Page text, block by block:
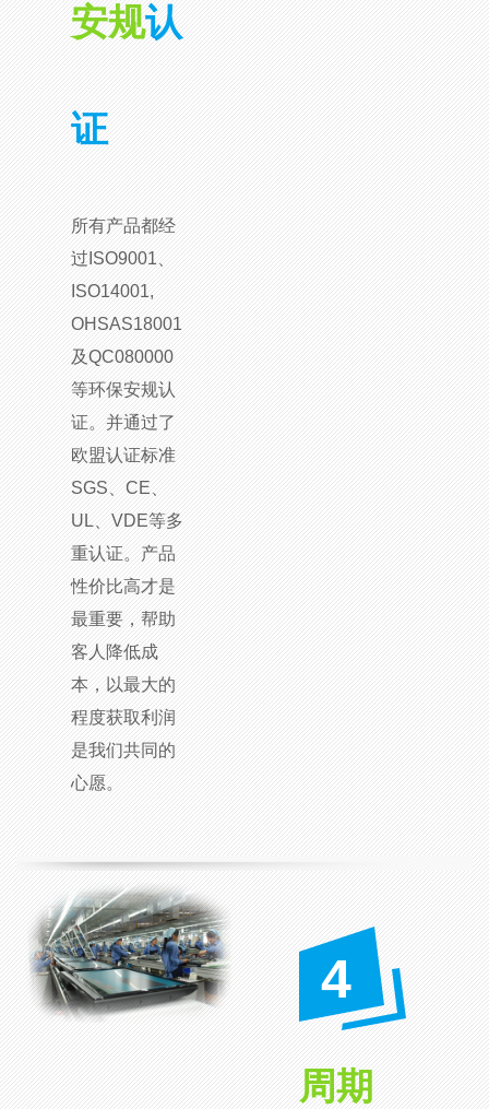
安规认
证
所有产品都经
过ISO9001、
ISO14001,
OHSAS18001
及QC080000
等环保安规认
证。并通过了
欧盟认证标准
SGS、CE、
UL、VDE等多
重认证。产品
性价比高才是
最重要，帮助
客人降低成
本，以最大的
程度获取利润
是我们共同的
心愿。
4
周期